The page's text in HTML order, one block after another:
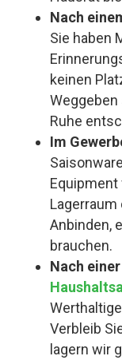
Nach
Sie haben
keinen
Weggeben
Ruhe
Im
Lagerraum
Anbinden,
brauchen.
Nach einer
Verbleib
lagern wir